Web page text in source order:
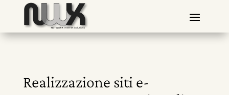
Realizzazione siti e-